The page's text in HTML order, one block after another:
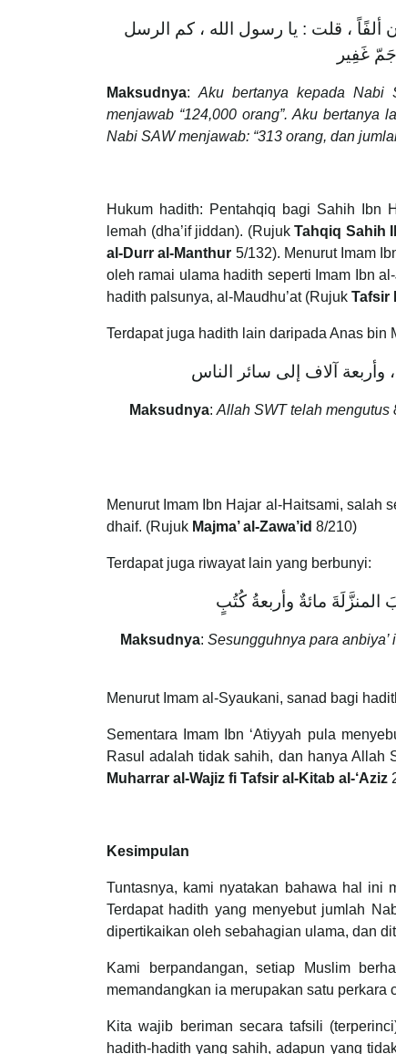
ألفًاً ، قلت : يا رسول الله ، كم الرسل
غَفِير
Maksudnya:Aku bertanya kepada Nabi
menjawab “124,000 orang”. Aku bertanya
Nabi SAW menjawab: “313 orang, dan
Hukum hadith: Pentahqiq bagi Sahih Ibn
lemah (dha’if jiddan). (RujukTahqiq Sahih
al-Durr al-Manthur 5/132). Menurut Imam
oleh ramai ulama hadith seperti Imam Ibn
hadith palsunya, al-Maudhu’at (Rujuk Tafsir
Terdapat juga hadith lain daripada Anas
وأربعة آلاف إلى سائر الناس
Maksudnya: Allah SWT telah mengutus
Menurut Imam Ibn Hajar al-Haitsami, salah
dhaif. (Rujuk Majma’ al-Zawa’id 8/210)
Terdapat juga riwayat lain yang berbunyi:
المنزَّلَةَ مائةٌ وأربعةُ كُتُبٍ
Maksudnya: Sesungguhnya para
Menurut Imam al-Syaukani, sanad bagi
Sementara Imam Ibn ‘Atiyyah pula
Rasul adalah tidak sahih, dan hanya Allah
Muharrar al-Wajiz fi Tafsir al-Kitab al-‘Aziz
Kesimpulan
Tuntasnya, kami nyatakan bahawa hal ini
Terdapat hadith yang menyebut jumlah
dipertikaikan oleh sebahagian ulama, dan
Kami berpandangan, setiap Muslim
memandangkan ia merupakan satu perkara
Kita wajib beriman secara tafsili
hadith-hadith yang sahih, adapun yang